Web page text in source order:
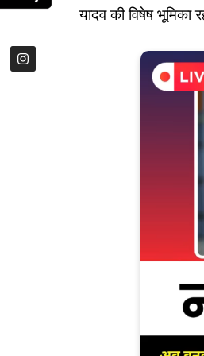
यादव की विषेष भूमिका